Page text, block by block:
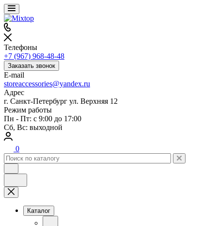
Телефоны
+7 (967) 968-48-48
Заказать звонок
E-mail
storeaccessories@yandex.ru
Адрес
г. Санкт-Петербург ул. Верхняя 12
Режим работы
Пн - Пт: с 9:00 до 17:00
Сб, Вс: выходной
0
Каталог